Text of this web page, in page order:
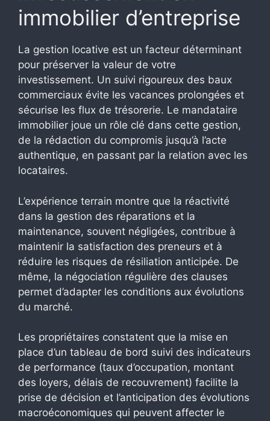
immobilier d’entreprise
La gestion locative est un facteur déterminant
pour préserver la valeur de votre
investissement. Un suivi rigoureux des baux
commerciaux évite les vacances prolongées et
sécurise les flux de trésorerie. Le mandataire
immobilier joue un rôle clé dans cette gestion,
de la rédaction du compromis jusqu’à l’acte
authentique, en passant par la relation avec les
locataires.
L’expérience terrain montre que la réactivité
dans la gestion des réparations et la
maintenance, souvent négligées, contribue à
maintenir la satisfaction des preneurs et à
réduire les risques de résiliation anticipée. De
même, la négociation régulière des clauses
permet d’adapter les conditions aux évolutions
du marché.
Les propriétaires constatent que la mise en
place d’un tableau de bord suivi des indicateurs
de performance (taux d’occupation, montant
des loyers, délais de recouvrement) facilite la
prise de décision et l’anticipation des évolutions
macroéconomiques qui peuvent affecter le